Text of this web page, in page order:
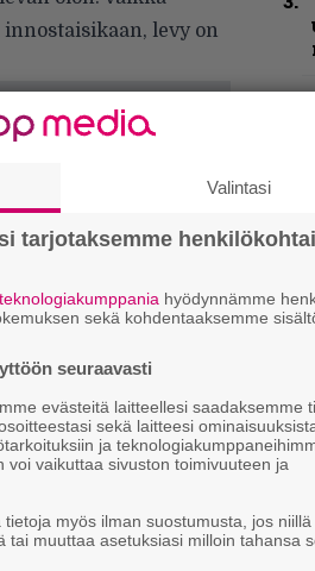
levy on
Valintasi
tarjotaksemme
hyödynnämme
sekä kohdentaaksemme
seuraavasti
evästeitä laitteellesi saadaksemme
sekä laitteesi
ja
vaikuttaa sivuston toimivuuteen ja
myös ilman suostumusta, jos niillä
tai muuttaa asetuksiasi milloin tahansa